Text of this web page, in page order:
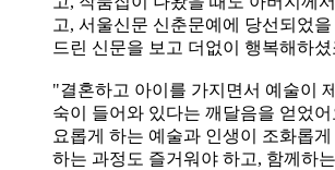
고, 서울신문 신춘문예에 당선되었
드린 신문을 보고 더없이 행복해하
"결혼하고 아이를 가지면서 예술이
숙이 들어와 있다는 깨달음을 얻었
요롭게 하는 예술과 인생이 조화롭
하는 과정도 즐거워야 하고, 함께하